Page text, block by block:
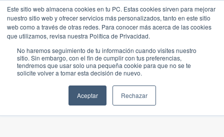
Este sitio web almacena cookies en tu PC. Estas cookies sirven para mejorar
nuestro sitio web y ofrecer servicios más personalizados, tanto en este sitio
web como a través de otras redes. Para conocer más acerca de las cookies
que utilizamos, revisa nuestra Política de Privacidad.
No haremos seguimiento de tu información cuando visites nuestro
sitio. Sin embargo, con el fin de cumplir con tus preferencias,
tendremos que usar solo una pequeña cookie para que no se te
solicite volver a tomar esta decisión de nuevo.
Aceptar Rechazar